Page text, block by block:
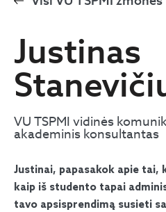
Justinas
VU TSPMI vidinės
akademinis konsultantas
Justinai, papasakok apie tai,
kaip iš studento tapai
tavo apsisprendimą susieti